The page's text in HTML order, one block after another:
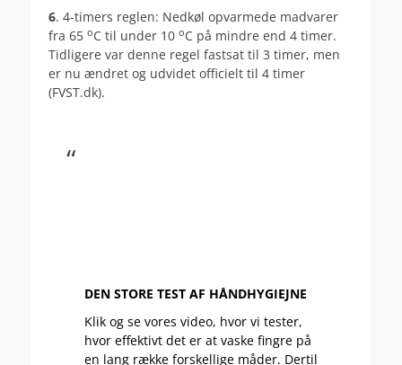
6. 4-timers reglen: Nedkøl opvarmede madvarer
fra 65 oC til under 10 oC på mindre end 4 timer.
Tidligere var denne regel fastsat til 3 timer, men
er nu ændret og udvidet officielt til 4 timer
(FVST.dk).
DEN STORE TEST AF HÅNDHYGIEJNE
Klik og se vores video, hvor vi tester,
hvor effektivt det er at vaske fingre på
en lang række forskellige måder. Dertil